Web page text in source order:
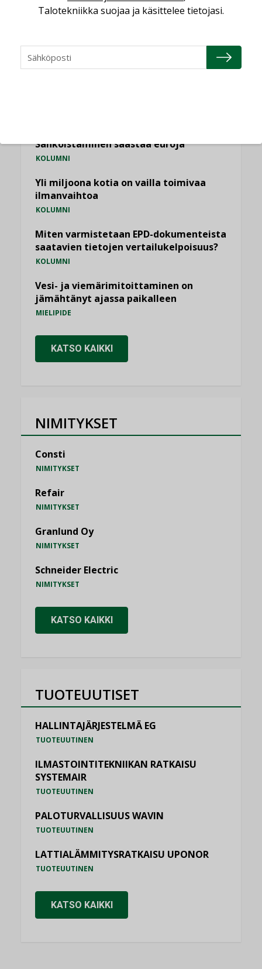
NÄKÖKULMIA
Sähköistäminen säästää euroja
KOLUMNI
Yli miljoona kotia on vailla toimivaa
ilmanvaihtoa
KOLUMNI
Miten varmistetaan EPD-dokumenteista
saatavien tietojen vertailukelpoisuus?
KOLUMNI
Vesi- ja viemärimitoittaminen on
jämähtänyt ajassa paikalleen
MIELIPIDE
KATSO KAIKKI
NIMITYKSET
Consti
NIMITYKSET
Refair
NIMITYKSET
Granlund Oy
NIMITYKSET
Schneider Electric
NIMITYKSET
KATSO KAIKKI
TUOTEUUTISET
HALLINTAJÄRJESTELMÄ EG
TUOTEUUTINEN
ILMASTOINTITEKNIIKAN RATKAISU
SYSTEMAIR
TUOTEUUTINEN
PALOTURVALLISUUS WAVIN
TUOTEUUTINEN
LATTIALÄMMITYSRATKAISU UPONOR
TUOTEUUTINEN
KATSO KAIKKI
Talotekniikka suojaa ja käsittelee tietojasi.